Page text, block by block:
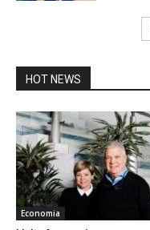
HOT NEWS
Economia